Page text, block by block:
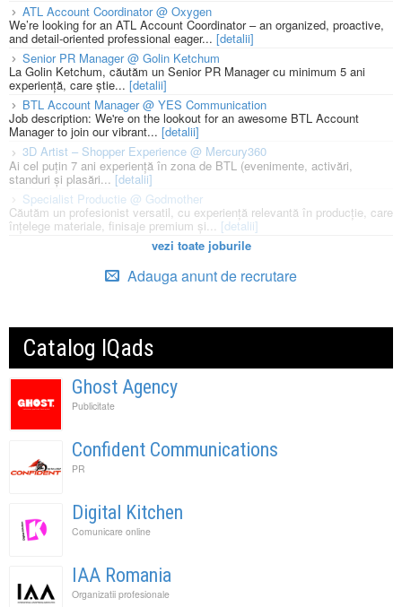
ATL Account Coordinator @ Oxygen
We’re looking for an ATL Account Coordinator – an organized, proactive,
and detail-oriented professional eager... [detalii]
Senior PR Manager @ Golin Ketchum
La Golin Ketchum, căutăm un Senior PR Manager cu minimum 5 ani
experiență, care știe... [detalii]
BTL Account Manager @ YES Communication
Job description: We're on the lookout for an awesome BTL Account
Manager to join our vibrant... [detalii]
3D Artist – Shopper Experience @ Mercury360
Ai cel puțin 7 ani experiență în zona de BTL (evenimente, activări,
standuri și plasări...[detalii]
Specialist Productie @ Godmother
Căutăm un profesionist versatil, cu experiență relevantă în producție, care
înțelege materiale, finisaje premium și... [detalii]
vezi toate joburile
Adauga anunt de recrutare
Catalog IQads
Ghost Agency
Publicitate
Confident Communications
PR
Digital Kitchen
Comunicare online
IAA Romania
Organizatii profesionale